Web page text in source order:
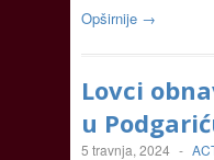
Opširnije →
Lovci
u
5 travnja, 2024 -